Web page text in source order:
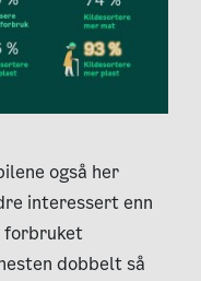
også her
interessert enn
forbruket
dobbelt så